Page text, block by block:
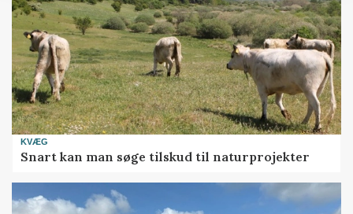
KVÆG
Snart kan man søge tilskud til naturprojekter